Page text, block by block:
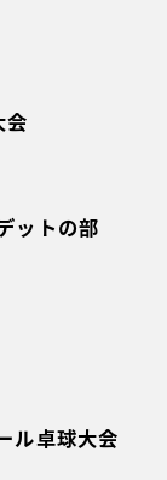
会
ットの部
ル卓球大会